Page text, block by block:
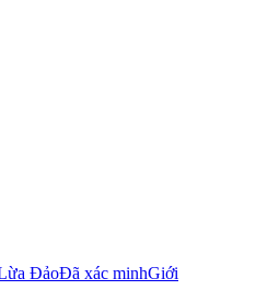
ĐảoĐã xác minhGiới